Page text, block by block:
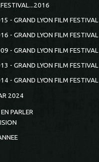
- GRAND LYON FILM FESTIVAL
- GRAND LYON FILM FESTIVAL
- GRAND LYON FILM FESTIVAL
- GRAND LYON FILM FESTIVAL
- GRAND LYON FILM FESTIVAL
2024
PARLER